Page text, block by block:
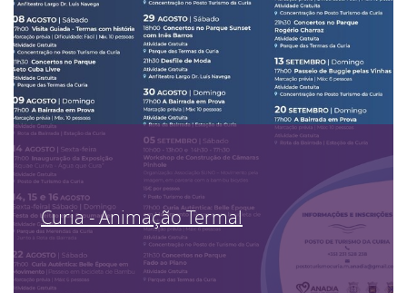
Curia - Animação Termal